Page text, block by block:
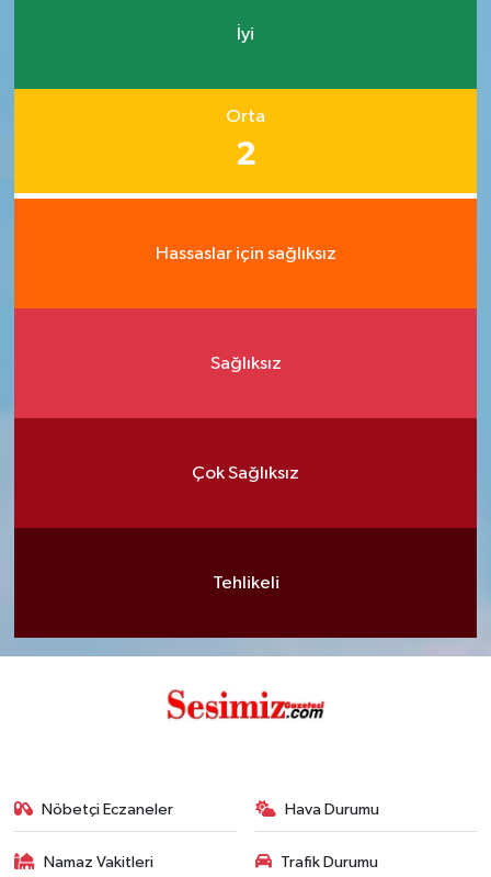
İyi
Orta
2
Hassaslar için sağlıksız
Sağlıksız
Çok Sağlıksız
Tehlikeli
Nöbetçi Eczaneler Hava Durumu
Namaz Vakitleri Trafik Durumu